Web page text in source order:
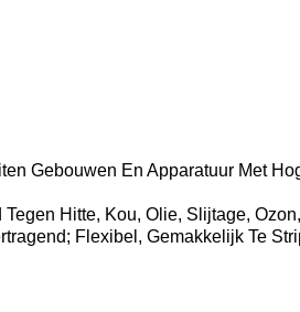
Gebouwen En Apparatuur Met
Hitte, Kou, Olie, Slijtage,
Flexibel, Gemakkelijk Te